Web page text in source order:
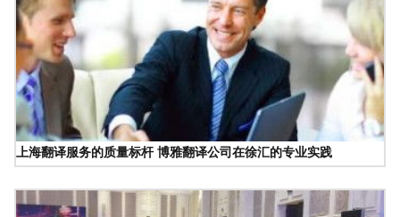
上海翻译服务的质量标杆 博雅翻译公司在徐汇的专业实践